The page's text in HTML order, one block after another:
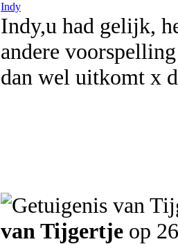
Indy
Indy,u had gelijk,
andere
dan wel uitkomt x
van Tijgertje op